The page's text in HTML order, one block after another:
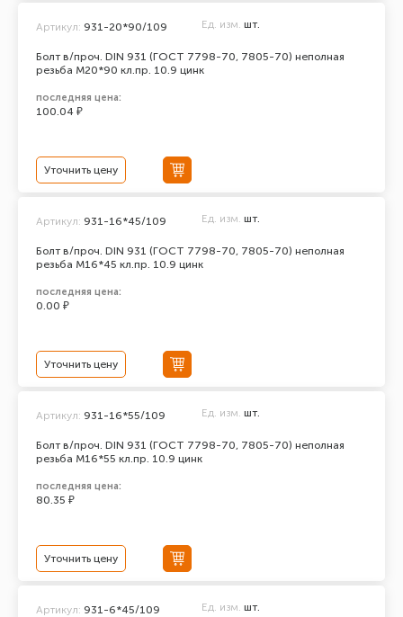
Болт в/проч. DIN 931 (ГОСТ 7798-70, 7805-70) неполная
резьба М20*90 кл.пр. 10.9 цинк
Артикул: 931-20*90/109 Ед. изм. шт.
последняя цена:
100.04 ₽
Уточнить цену
Болт в/проч. DIN 931 (ГОСТ 7798-70, 7805-70) неполная
резьба М16*45 кл.пр. 10.9 цинк
Артикул: 931-16*45/109 Ед. изм. шт.
последняя цена:
0.00 ₽
Уточнить цену
Болт в/проч. DIN 931 (ГОСТ 7798-70, 7805-70) неполная
резьба М16*55 кл.пр. 10.9 цинк
Артикул: 931-16*55/109 Ед. изм. шт.
последняя цена:
80.35 ₽
Уточнить цену
Артикул: 931-6*45/109 Ед. изм. шт.